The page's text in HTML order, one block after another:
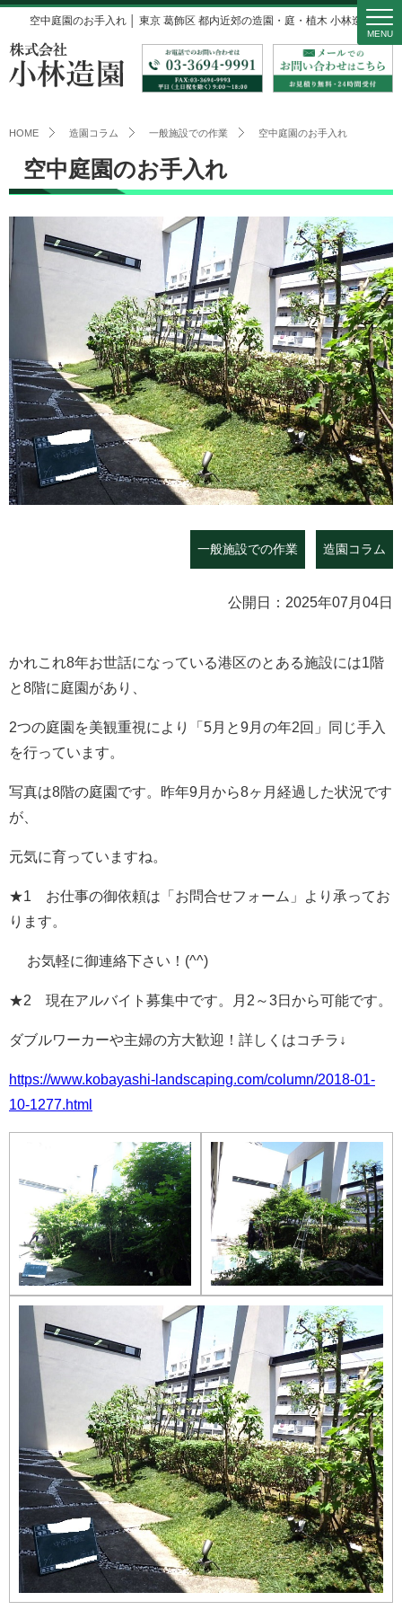
空中庭園のお手入れ │ 東京 葛飾区 都内近郊の造園・庭・植木 小林造園
MENU
HOME 造園コラム 一般施設での作業 空中庭園のお手入れ
空中庭園のお手入れ
一般施設での作業 造園コラム
公開日：2025年07月04日
かれこれ8年お世話になっている港区のとある施設には1階
と8階に庭園があり、
2つの庭園を美観重視により「5月と9月の年2回」同じ手入
を行っています。
写真は8階の庭園です。昨年9月から8ヶ月経過した状況です
が、
元気に育っていますね。
★1 お仕事の御依頼は「お問合せフォーム」より承ってお
ります。
お気軽に御連絡下さい！(^^)
★2 現在アルバイト募集中です。月2～3日から可能です。
ダブルワーカーや主婦の方大歓迎！詳しくはコチラ ↓
https://www.kobayashi-landscaping.com/column/2018-01-
10-1277.html